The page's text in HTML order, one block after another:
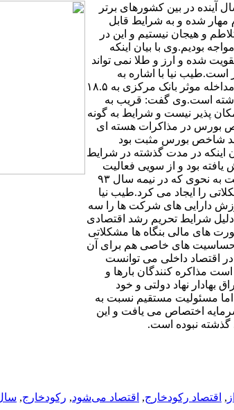
در بین کشورهای برتر
شده و به شرایط قابل
و هیجان نیستیم و این در
بودیم.وی با بیان اینکه
شده و ارز و طلا نمی تواند
است.طیب نیا با اشاره به
وضعیت نرخ سود بانکی گفت: در حالی که این نرخ در بازار بین بانکی ۲۹.۵ درصد بود با مداخله موثر بانک مرکزی به ۱۸.۵
حرکت است و این نرخ ۱۱.۵ درصد کاهش داشته است.وی گفت: قریب به
پذیر نیست و شرایط به گونه
بورس در مذاکرات هسته ای
شاخص بورس مثبت بود
اینکه در مدت گذشته در شرایط
بود و از سویی فعالیت
هایی نظیر کشتیرانی، بانکی و بیمه ای نیز تحریم بود که آثار سویی بر اقتصاد کشور داشت به نحوی که در نیمه سال ۹۳
مشکلاتی را ایجاد می کرد.طیب نیا
دارایی های شرکت ها را سه
شرایط تحریم رشد اقتصادی
رسید. که آثارش در صورت های مالی بنگاه ها مشکلاتی
حساسیت های خاصی هم برای آن
اقتصاد داخلی می توانست
مذاکره کنندگان بارها و
بهادار نهاد دولتی و خود
مسئولیت مستقیم نسبت به
اختصاص می یافت و این
گذشته نبوده است.
, اقتصاد رکودخارج, اقتصاد می‌شود, رکودخارج,